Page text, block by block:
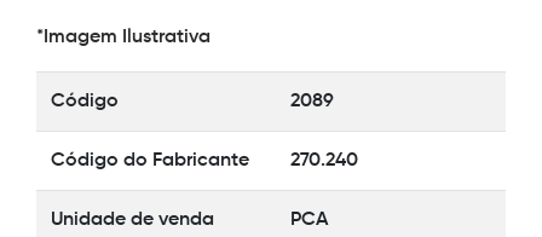
*Imagem Ilustrativa
Código 2089
Código do Fabricante 270.240
Unidade de venda PCA